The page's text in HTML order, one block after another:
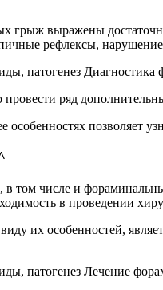
выражены достаточно
рефлексы,
Диагностика
провести ряд
позволяет
том числе и
в проведении
их особенностей,
Лечение